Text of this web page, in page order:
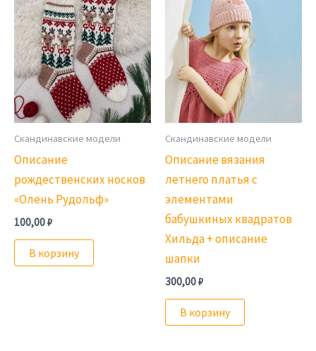
Скандинавские модели
Описание
рождественских носков
«Олень Рудольф»
100,00₽
В корзину
Скандинавские модели
Описание вязания
летнего платья с
элементами
бабушкиных квадратов
Хильда + описание
шапки
300,00₽
В корзину